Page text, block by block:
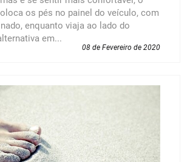
os pés no painel do veículo, com
enquanto viaja ao lado do
em...
08 de Fevereiro de 2020